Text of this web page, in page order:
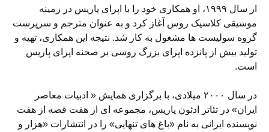
از سال ۱۹۹۹، او همکاری خود را با اپرای پاریس در زمینه
موسیقی کلاسیک روس آغاز کرد و به عنوان مترجم و سرپرست
گروه سولیست ها مشغول به کار شد. نتیجه این همکاری، تهیه و
تولید بیش از پانزده اپرای بزرگ روسی بر صحنه اپرای پاریس
است.
در سال ۲۰۰۰ میلادی، با برگزاری همایش « ادبیات معاصر
ایران» در تئاتر ادئون پاریس، مجموعه ای از هفت قصه از هفت
نویسنده ایرانی به نام «باغ های تنهایی» را در انتشارات «هزار و